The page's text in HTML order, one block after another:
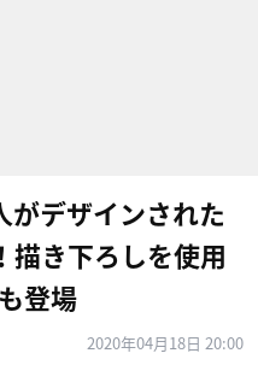
がデザインされた
描き下ろしを使用
登場
2020年04月18日 20:00